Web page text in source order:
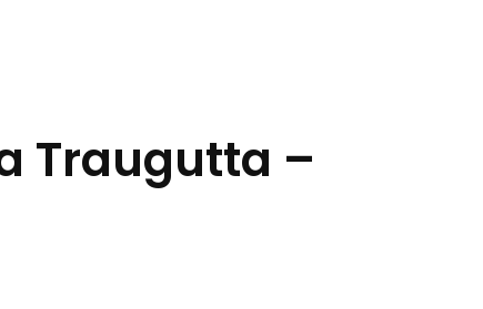
Traugutta –